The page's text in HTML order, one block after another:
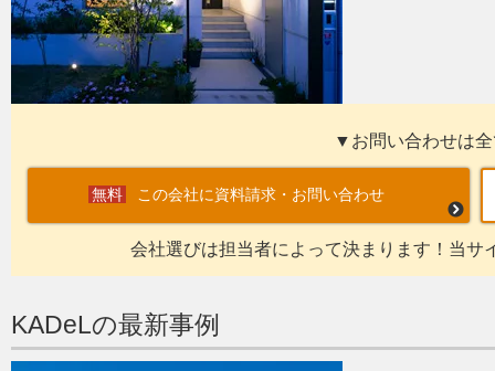
▼お問い合わせは
この会社に資料請求・お問い合わせ
会社選びは担当者によって決まります！当サ
KADeLの最新事例